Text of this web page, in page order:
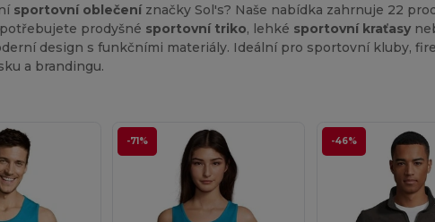
sportovní oblečeníznačky Sol's? Naše nabídka zahrnuje 22
prodyšné sportovní triko, lehké sportovní kraťasy
design s funkčními materiály. Ideální pro sportovní kluby,
a brandingu.
-71% -46%